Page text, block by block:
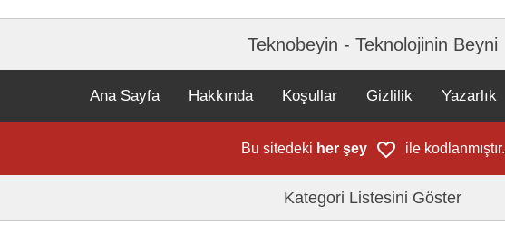
Teknobeyin - Teknolojinin Beyni
Ana Sayfa Hakkında Koşullar Gizlilik Yazarlık
Bu sitedeki her şey ile kodlanmıştır.
Kategori Listesini Göster